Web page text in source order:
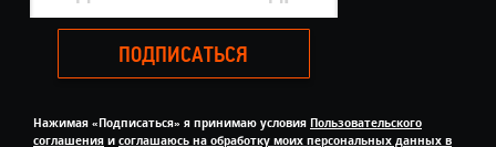
ПОДПИСАТЬСЯ
Нажимая «Подписаться» я принимаю условия Пользовательского
соглашения и соглашаюсь на обработку моих персональных данных в